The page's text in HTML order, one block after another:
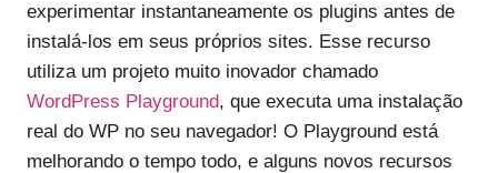
experimentar instantaneamente os plugins antes de
instalá-los em seus próprios sites. Esse recurso
utiliza um projeto muito inovador chamado
WordPress Playground, que executa uma instalação
real do WP no seu navegador! O Playground está
melhorando o tempo todo, e alguns novos recursos